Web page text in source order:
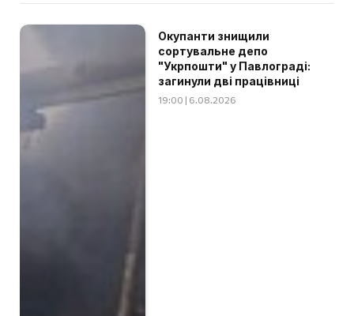
Окупанти знищили
сортувальне депо
"Укрпошти" у Павлограді:
загинули дві працівниці
19:00 | 6.08.2026